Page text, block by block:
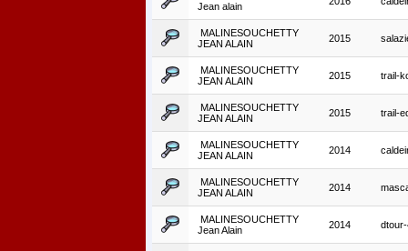
Jean alain
MALINESOUCHETTY
JEAN ALAIN
2015
MALINESOUCHETTY
JEAN ALAIN
2015 trail-
MALINESOUCHETTY
JEAN ALAIN
2015 trail-
MALINESOUCHETTY
JEAN ALAIN
2014
MALINESOUCHETTY
JEAN ALAIN
2014
MALINESOUCHETTY
Jean Alain
2014